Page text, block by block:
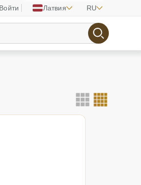
Войти Латвия RU